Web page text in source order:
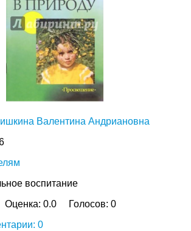
Валентина Андриановна
воспитание
Оценка:0.0 Голосов:0
0